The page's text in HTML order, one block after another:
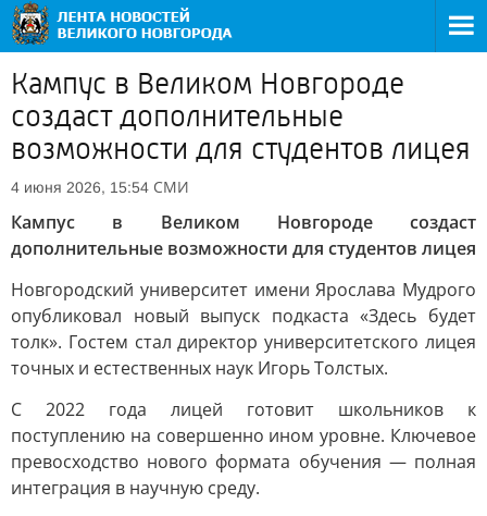
Кампус в Великом Новгороде
создаст дополнительные
возможности для студентов лицея
4 июня 2026, 15:54 СМИ
Кампус в Великом Новгороде создаст
дополнительные возможности для студентов лицея
Новгородский университет имени Ярослава Мудрого
опубликовал новый выпуск подкаста «Здесь будет
толк». Гостем стал директор университетского лицея
точных и естественных наук Игорь Толстых.
С 2022 года лицей готовит школьников к
поступлению на совершенно ином уровне. Ключевое
превосходство нового формата обучения — полная
интеграция в научную среду.